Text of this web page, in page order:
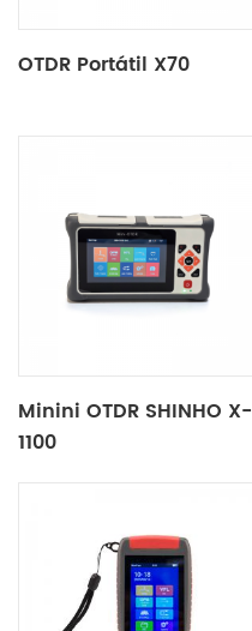
OTDR Portátil X70
Minini OTDR SHINHO X-
1100